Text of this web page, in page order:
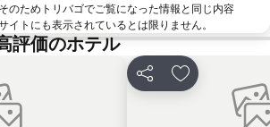
のためトリバゴでご覧になった情報と同じ内容
イトにも表示されているとは限りません。
評価のホテル
加 シェア お気に入りに